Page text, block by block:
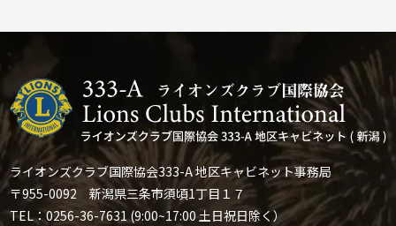
ライオンズクラブ国際協会333-A 地区キャビネット事務局
〒955-0092 新潟県三条市須頃1丁目１７
TEL：0256-36-7631 (9:00~17:00 土日祝日除く）